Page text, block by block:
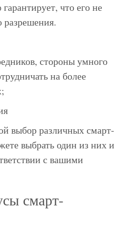
что его не
разрешения.
стороны умного
на более
выбор различных смарт-
выбрать один из них и
с вашими
смарт-